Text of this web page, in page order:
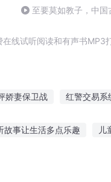
至要莫如教子，中国
线试听阅读和有声书MP3
娇妻保卫战 红警交易系
故事让生活多点乐趣 儿